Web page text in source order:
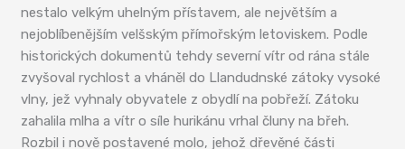
nestalo velkým uhelným přístavem, ale největším a
nejoblíbenějším velšským přímořským letoviskem. Podle
historických dokumentů tehdy severní vítr od rána stále
zvyšoval rychlost a vháněl do Llandudnské zátoky vysoké
vlny, jež vyhnaly obyvatele z obydlí na pobřeží. Zátoku
zahalila mlha a vítr o síle hurikánu vrhal čluny na břeh.
Rozbil i nově postavené molo, jehož dřevěné části